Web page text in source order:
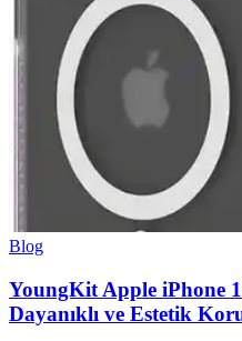
Blog
YoungKit Apple iPhone
Dayanıklı ve Estetik